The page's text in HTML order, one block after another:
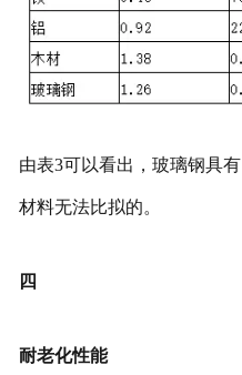
由表3可以看出，玻璃钢具
材料无法比拟的。
四
耐老化性能